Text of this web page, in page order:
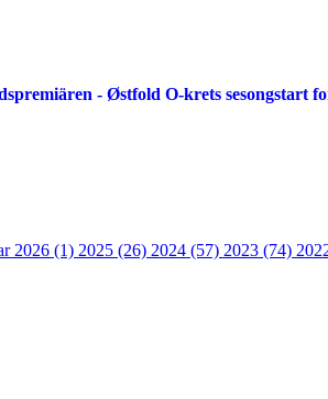
- Østfold O-krets sesongstart
2026 (1) 2025 (26) 2024 (57) 2023 (74)